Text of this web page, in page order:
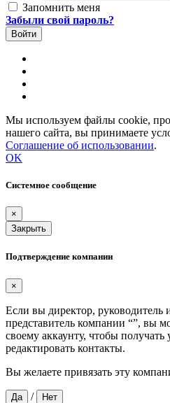
Запомнить меня
Забыли свой пароль?
Мы используем файлы cookie,
нашего сайта, вы принимаете
Соглашение об использовании.
OK
Системное сообщение
×
Закрыть
Подтверждение компании
×
Если вы директор,
представитель компании “”, вы
своему аккаунту, чтобы получать
редактировать контакты.
Вы желаете привязать эту
Да / Нет